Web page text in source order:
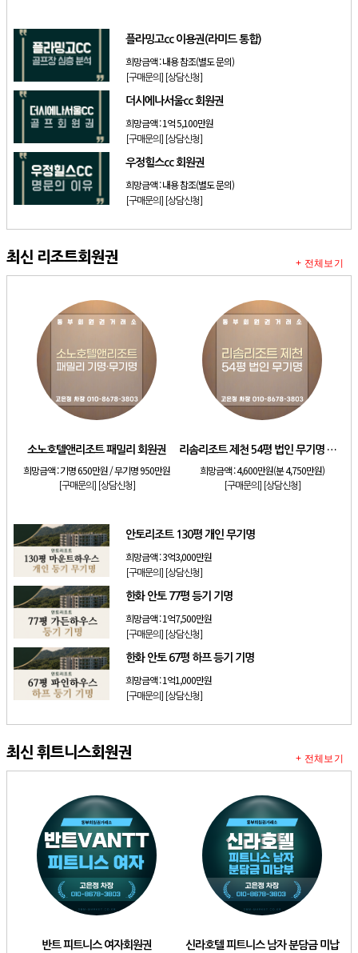
플라밍고cc 이용권(라미드 통합)
희망금액 :내용 참조(별도 문의)
[구매문의] [상담신청]
더시에나서울cc 회원권
희망금액 :1억 5,100만원
[구매문의] [상담신청]
우정힐스cc 회원권
희망금액 :내용 참조(별도 문의)
[구매문의] [상담신청]
최신 리조트회원권
소노호텔앤리조트 패밀리 회원권
희망금액 :기명 650만원 / 무기명 950만원
[구매문의] [상담신청]
리솜리조트 제천 54평 법인 무기명 회원제
희망금액 :4,600만원(분 4,750만원)
[구매문의] [상담신청]
안토리조트 130평 개인 무기명
희망금액 :3억3,000만원
[구매문의] [상담신청]
한화 안토 77평 등기 기명
희망금액 :1억7,500만원
[구매문의] [상담신청]
한화 안토 67평 하프 등기 기명
희망금액 :1억1,000만원
[구매문의] [상담신청]
+ 전체보기
최신 휘트니스회원권
반트 피트니스 여자회원권 신라호텔 피트니스 남자 분담금 미납
+ 전체보기